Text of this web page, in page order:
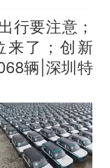
行要注意；
来了；创新
辆|深圳特